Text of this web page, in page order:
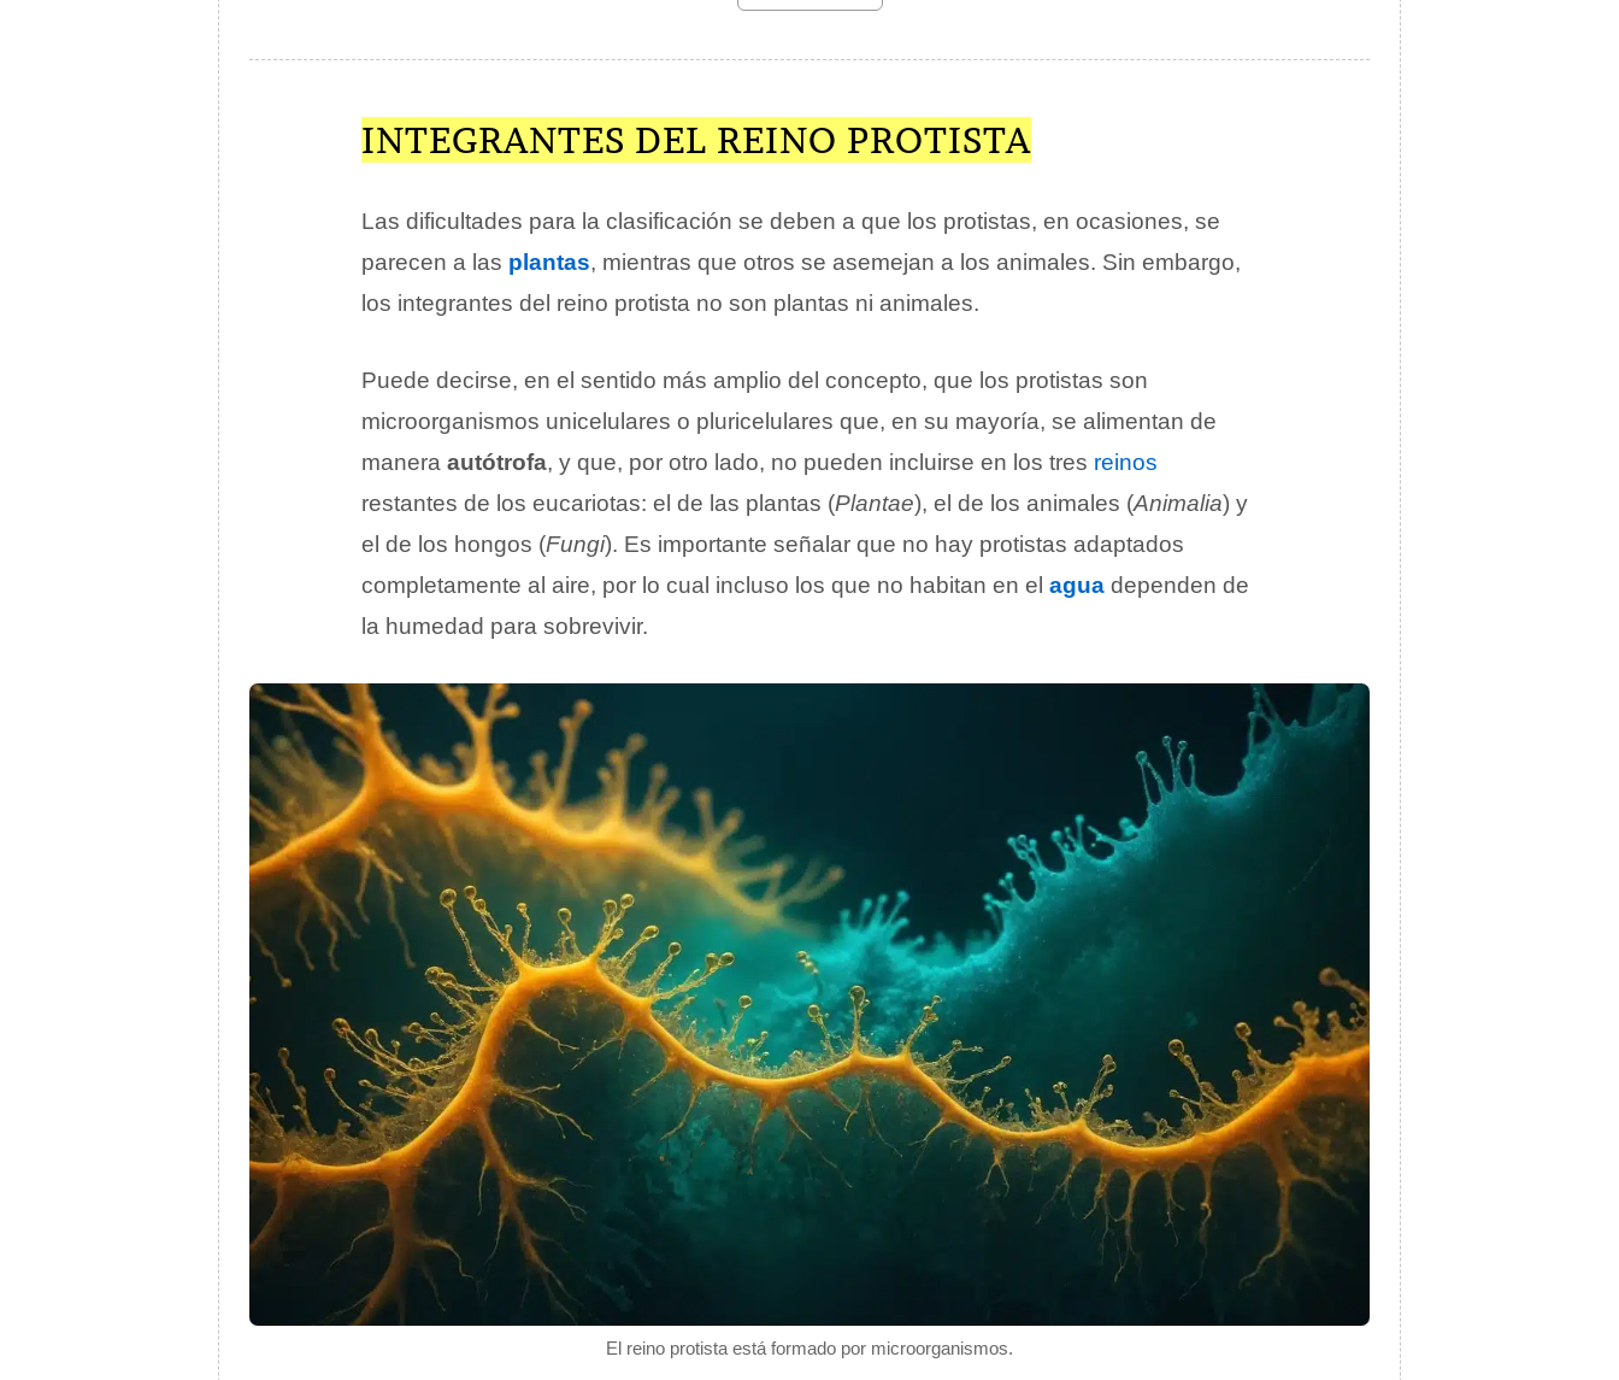
INTEGRANTES DEL REINO PROTISTA
Las dificultades para la clasificación se deben a que los protistas, en ocasiones, se
parecen a las plantas, mientras que otros se asemejan a los animales. Sin embargo,
los integrantes del reino protista no son plantas ni animales.
Puede decirse, en el sentido más amplio del concepto, que los protistas son
microorganismos unicelulares o pluricelulares que, en su mayoría, se alimentan de
manera autótrofa, y que, por otro lado, no pueden incluirse en los tres reinos
restantes de los eucariotas: el de las plantas (Plantae), el de los animales (Animalia) y
el de los hongos (Fungi). Es importante señalar que no hay protistas adaptados
completamente al aire, por lo cual incluso los que no habitan en el agua dependen de
la humedad para sobrevivir.
El reino protista está formado por microorganismos.